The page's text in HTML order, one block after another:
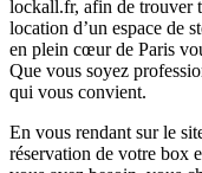
lockall.fr, afin de trouver
location d’un espace de
en plein cœur de Paris
Que vous soyez
qui vous convient.
En vous rendant sur le
réservation de votre box